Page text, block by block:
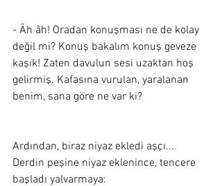
- Âh âh! Oradan konuşması ne de kolay
değil mi? Konuş bakalım konuş geveze
kaşık! Zaten davulun sesi uzaktan hoş
gelirmiş. Kafasına vurulan, yaralanan
benim, sana göre ne var ki?
Ardından, biraz niyaz ekledi aşçı...
Derdin peşine niyaz eklenince, tencere
başladı yalvarmaya: